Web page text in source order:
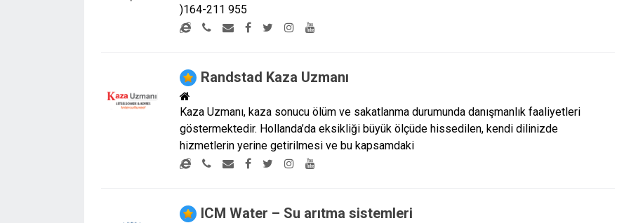
)164-211 955
Randstad Kaza Uzmanı
Kaza Uzmanı, kaza sonucu ölüm ve sakatlanma durumunda danışmanlık faaliyetleri
göstermektedir. Hollanda’da eksikliği büyük ölçüde hissedilen, kendi dilinizde
hizmetlerin yerine getirilmesi ve bu kapsamdaki
ICM Water – Su arıtma sistemleri